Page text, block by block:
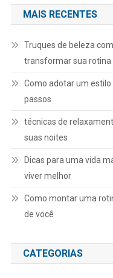
MAIS RECENTES
Truques de beleza
transformar sua rotina
Como adotar um
passos
técnicas de
suas noites
Dicas para uma vida
viver melhor
Como montar uma
de você
CATEGORIAS